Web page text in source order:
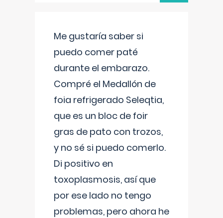
Me gustaría saber si
puedo comer paté
durante el embarazo.
Compré el Medallón de
foia refrigerado Seleqtia,
que es un bloc de foir
gras de pato con trozos,
y no sé si puedo comerlo.
Di positivo en
toxoplasmosis, así que
por ese lado no tengo
problemas, pero ahora he